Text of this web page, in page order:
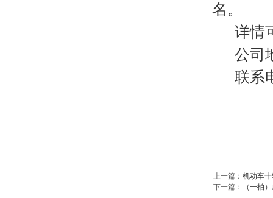
名。
详情
公司
联系
上一篇 ： 机动车
下一篇 ： （一拍